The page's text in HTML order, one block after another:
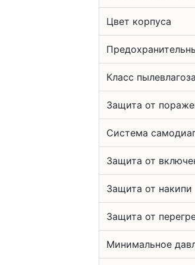
Цвет корпуса
Класс
Защита от
Система
Защита от
Защита от накипи
Защита от
Минимальное